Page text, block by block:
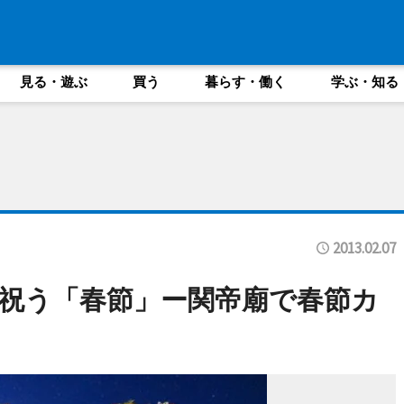
見る・遊ぶ 買う 暮らす・働く 学ぶ・知る
2013.02.07
う「春節」ー関帝廟で春節カ